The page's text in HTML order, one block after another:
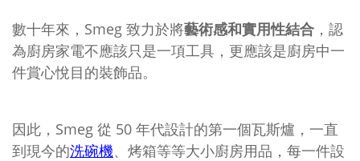
數十年來，Smeg 致力於將藝術感和實用性結合 ，認
為廚房家電不應該只是一項工具，更應該是廚房中一
件賞心悅目的裝飾品。
因此，Smeg 從 50 年代設計的第一個瓦斯爐，一直
到現今的洗碗機、烤箱等等大小廚房用品，每一件設